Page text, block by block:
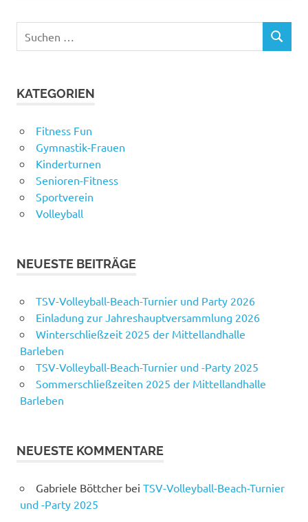
nach:
SUCHEN
KATEGORIEN
Fitness Fun
Gymnastik-Frauen
Kinderturnen
Senioren-Fitness
Sportverein
Volleyball
NEUESTE BEITRÄGE
TSV-Volleyball-Beach-Turnier und Party 2026
Einladung zur Jahreshauptversammlung 2026
Winterschließzeit 2025 der Mittellandhalle
Barleben
TSV-Volleyball-Beach-Turnier und -Party 2025
Sommerschließzeiten 2025 der Mittellandhalle
Barleben
NEUESTE KOMMENTARE
Gabriele Böttcherbei TSV-Volleyball-Beach-Turnier
und -Party 2025